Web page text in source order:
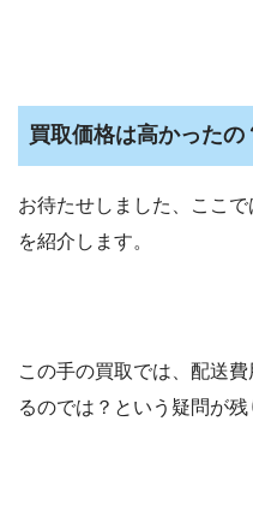
買取価格は高かったの
お待たせしました、ここ
を紹介します。
この手の買取では、配送
るのでは？という疑問が残